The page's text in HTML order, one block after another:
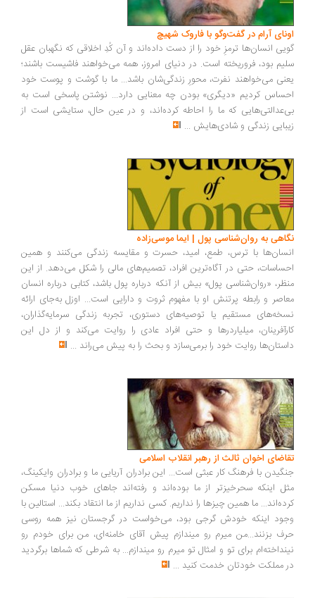
آرام در گفت‌وگو با فاروک شهیچ‭
انسان‌ها ترمزِ خود را از دست داده‌اند و آن کُدِ اخلاقی که نگهبان عقل
بود، فروریخته است. در دنیای امروز، همه می‌خواهند فاشیست باشند؛
می‌خواهند نفرت، محورِ زندگی‌شان باشد... ما با گوشت و پوست خود
کردیم «دیگری» بودن چه معنایی دارد... نوشتن پاسخی است به
که ما را احاطه کرده‌اند، و در عین حال، ستایشی است از
زندگی و شادی‌هایش...
به روان‌شناسی پول | ایما موسی‌زاده
با ترس، طمع، امید، حسرت و مقایسه زندگی می‌کنند و همین
حتی در آگاه‌ترین افراد، تصمیم‌های مالی را شکل می‌دهد. از این
«روان‌شناسی پول» بیش از آنکه درباره پول باشد، کتابی درباره انسان
و رابطه پرتنش او با مفهوم ثروت و دارایی است... اوزل به‌جای ارائه
مستقیم یا توصیه‌های دستوری، تجربه زندگی سرمایه‌گذاران،
میلیاردرها و حتی افراد عادی را روایت می‌کند و از دل این
روایت خود را برمی‌سازد و بحث را به پیش می‌راند ...
اخوان ثالث از رهبر انقلاب اسلامی
با فرهنگ کار عبثی است... این برادران آریایی ما و برادران وایکینگ،
اینکه سحرخیزتر از ما بوده‌اند و رفته‌اند جاهای خوب دنیا مسکن
ما همین چیزها را نداریم. کسی نداریم از ما انتقاد بکند... استالین با
اینکه خودش گرجی بود، می‌خواست در گرجستان نیز همه روسی
بزنند...من میرم رو میندازم پیش آقای خامنه‌ای، من برای خودم رو
برای تو و امثال تو میرم رو میندازم... به شرطی که شماها برگردید
مملکت خودتان خدمت کنید...